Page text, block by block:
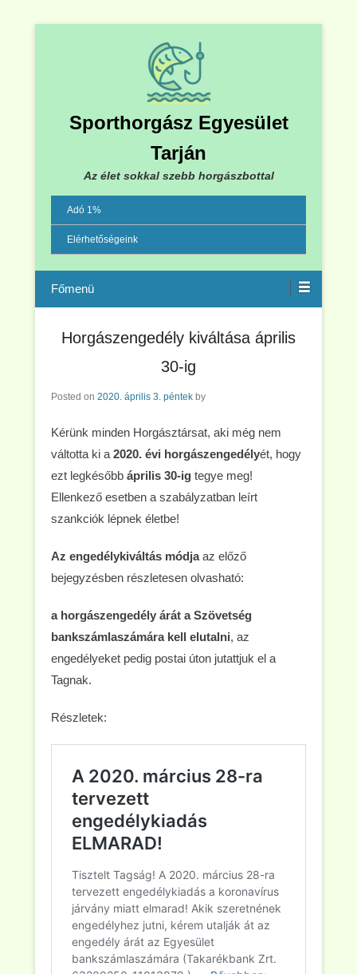
Sporthorgász Egyesület
Tarján
Az élet sokkal szebb horgászbottal
Adó 1%
Elérhetőségeink
Menu
Horgászengedély kiváltása április
30-ig
Posted on 2020. április 3. péntek by
Kérünk minden Horgásztársat, aki még nem
váltotta ki a 2020. évi horgászengedélyét, hogy
ezt legkésőbb április 30-ig tegye meg!
Ellenkező esetben a szabályzatban leírt
szankciók lépnek életbe!
Az engedélykiváltás módjaaz előző
bejegyzésben részletesen olvasható:
a horgászengedély árát a Szövetség
bankszámlaszámára kell elutalni, az
engedélyeket pedig postai úton jutattjuk el a
Tagnak.
Részletek: